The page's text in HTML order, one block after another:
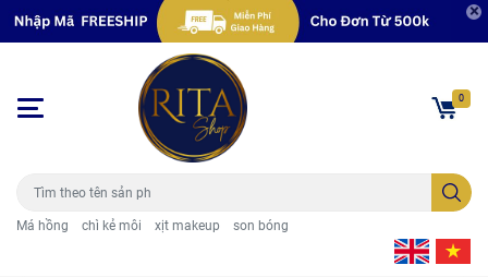
Má hồng chì kẻ môi xịt makeup son bóng
0